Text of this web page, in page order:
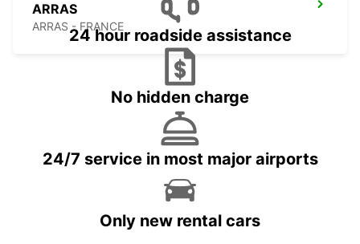
ARRAS
ARRAS - FRANCE
24 hour roadside assistance
No hidden charge
24/7 service in most major airports
Only new rental cars